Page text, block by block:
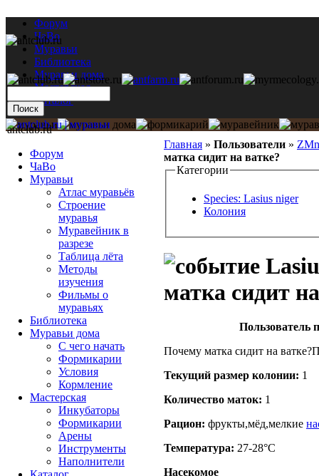
Форум
ЧаВо
Муравьи
Библиотека
Муравьи дома
Мастерская
Каталог
Главная » Пользователи »
матка сидит на ватке?
Категории
Species: Lasius niger
Колония
матка сидит
Пользователь
Почему матка сидит на
Текущий размер кoлонии: 1
Количество маток: 1
Рацион: фрукты,мёд,мелкие
Температура: 27-28°C
Насекомое
antclub.ru
Форум
ЧаВо
Муравьи
Атлас муравьёв
Строение
муравья
Муравейник в
разрезе
Таблица лёта
Методы
изучения
Фильмы о
муравьях
Библиотека
Муравьи дома
С чего начать
Формикарии
Условия
Кормление
Мастерская
Инкубаторы
Формикарии
Арены
Инструменты
Наполнители